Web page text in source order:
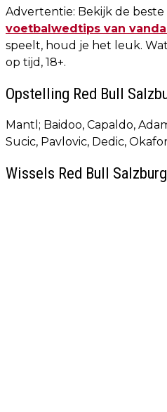
Advertentie: Bekijk de beste
voetbalwedtips van
speelt, houd je het leuk.
op tijd, 18+.
Opstelling Red Bull
Mantl; Baidoo, Capaldo,
Sucic, Pavlovic, Dedic,
Wissels Red Bull